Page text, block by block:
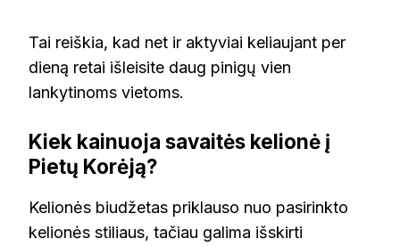
Tai reiškia, kad net ir aktyviai keliaujant per
dieną retai išleisite daug pinigų vien
lankytinoms vietoms.
Kiek kainuoja savaitės kelionė į
Pietų Korėją?
Kelionės biudžetas priklauso nuo pasirinkto
kelionės stiliaus, tačiau galima išskirti